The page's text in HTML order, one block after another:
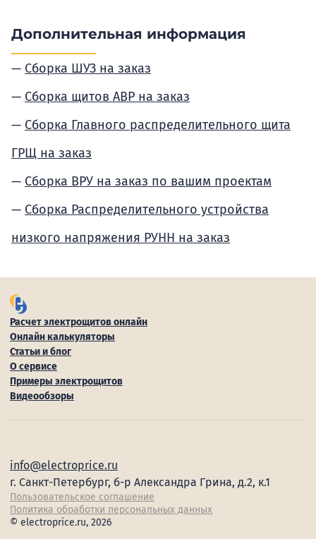
Дополнительная информация
Сборка ШУЗ на заказ
Сборка щитов АВР на заказ
Сборка Главного распределительного щита
ГРЩ на заказ
Сборка ВРУ на заказ по вашим проектам
Сборка Распределительного устройства
низкого напряжения РУНН на заказ
Расчет электрощитов онлайн
Онлайн калькуляторы
Статьи и блог
О сервисе
Примеры электрощитов
Видеообзоры
info@electroprice.ru
г. Санкт-Петербург, б-р Александра Грина, д.2, к.1
Пользовательское соглашение
Политика обработки персональных данных
© electroprice.ru, 2026